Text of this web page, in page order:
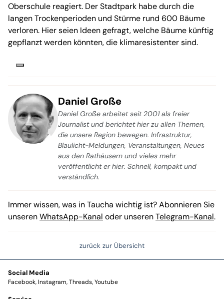
Oberschule reagiert. Der Stadtpark habe durch die
langen Trockenperioden und Stürme rund 600 Bäume
verloren. Hier seien Ideen gefragt, welche Bäume künftig
gepflanzt werden könnten, die klimaresistenter sind.
Daniel Große
Daniel Große arbeitet seit 2001 als freier
Journalist und berichtet hier zu allen Themen,
die unsere Region bewegen. Infrastruktur,
Blaulicht-Meldungen, Veranstaltungen, Neues
aus den Rathäusern und vieles mehr
veröffentlicht er hier. Schnell, kompakt und
verständlich.
Immer wissen, was in Taucha wichtig ist? Abonnieren Sie
unserenWhatsApp-Kanal oder unserenTelegram-Kanal.
zurück zur Übersicht
Social Media
Facebook Instagram Threads Youtube